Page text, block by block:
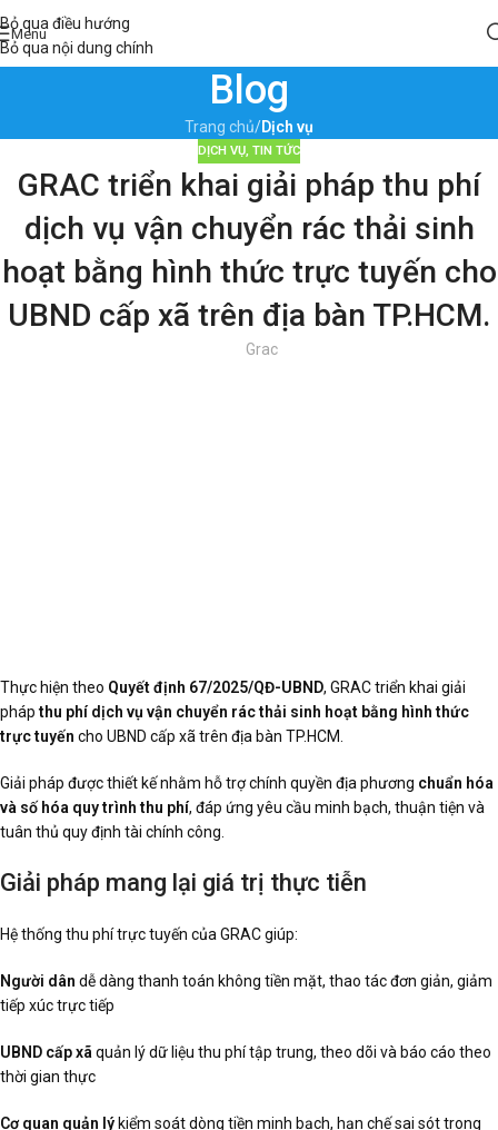
Bỏ qua điều hướng
Bỏ qua nội dung chính
Menu
Blog
Trang chủ/Dịch vụ
DỊCH VỤ, TIN TỨC
GRAC triển khai giải pháp thu phí
dịch vụ vận chuyển rác thải sinh
hoạt bằng hình thức trực tuyến cho
UBND cấp xã trên địa bàn TP.HCM.
Grac
Thực hiện theo Quyết định 67/2025/QĐ-UBND, GRAC triển khai giải
phápthu phí dịch vụ vận chuyển rác thải sinh hoạt bằng hình thức
trực tuyến cho UBND cấp xã trên địa bàn TP.HCM.
Giải pháp được thiết kế nhằm hỗ trợ chính quyền địa phương chuẩn hóa
và số hóa quy trình thu phí, đáp ứng yêu cầu minh bạch, thuận tiện và
tuân thủ quy định tài chính công.
Giải pháp mang lại giá trị thực tiễn
Hệ thống thu phí trực tuyến của GRAC giúp:
Người dân dễ dàng thanh toán không tiền mặt, thao tác đơn giản, giảm
tiếp xúc trực tiếp
UBND cấp xãquản lý dữ liệu thu phí tập trung, theo dõi và báo cáo theo
thời gian thực
Cơ quan quản lý kiểm soát dòng tiền minh bạch, hạn chế sai sót trong